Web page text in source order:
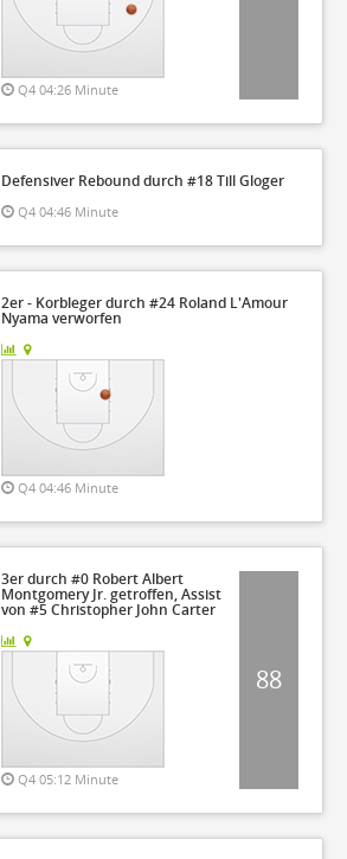
Q4 04:26 Minute
Defensiver Rebound durch #18 Till Gloger
Q4 04:46 Minute
2er - Korbleger durch #24 Roland L'Amour
Nyama verworfen
Q4 04:46 Minute
3er durch #0 Robert Albert
Montgomery Jr. getroffen, Assist
von #5 Christopher John Carter
Q4 05:12 Minute
88